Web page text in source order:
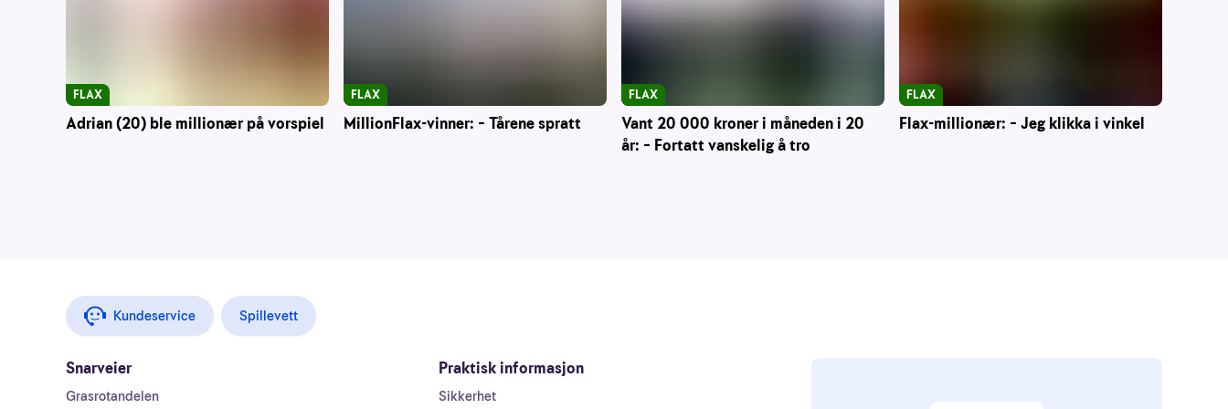
Adrian (20) ble millionær på vorspiel
FLAX
MillionFlax-vinner: – Tårene spratt
FLAX
Vant 20 000 kroner i måneden i 20
år: – Fortatt vanskelig å tro
FLAX
Flax-millionær: – Jeg klikka i vinkel
FLAX
Kundeservice Spillevett
Snarveier
Grasrotandelen
Praktisk informasjon
Sikkerhet